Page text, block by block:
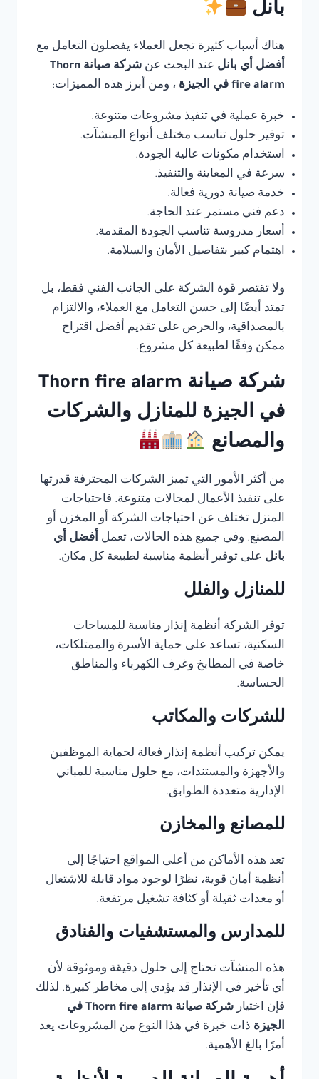
بانل
هناك أسباب كثيرة تجعل العملاء يفضلون التعامل مع
أفضل أي بانل عند البحث عن
شركة صيانة Thorn
fire alarm في الجيزة
، ومن أبرز هذه المميزات:
خبرة عملية في تنفيذ مشروعات متنوعة.
توفير حلول تناسب مختلف أنواع المنشآت.
استخدام مكونات عالية الجودة.
سرعة في المعاينة والتنفيذ.
خدمة صيانة دورية فعالة.
دعم فني مستمر عند الحاجة.
أسعار مدروسة تناسب الجودة المقدمة.
اهتمام كبير بتفاصيل الأمان والسلامة.
ولا تقتصر قوة الشركة على الجانب الفني فقط، بل
تمتد أيضًا إلى حسن التعامل مع العملاء، والالتزام
بالمصداقية، والحرص على تقديم أفضل اقتراح
ممكن وفقًا لطبيعة كل مشروع.
شركة صيانة Thorn fire alarm
في الجيزة للمنازل والشركات
والمصانع
من أكثر الأمور التي تميز الشركات المحترفة قدرتها
على تنفيذ الأعمال لمجالات متنوعة. فاحتياجات
المنزل تختلف عن احتياجات الشركة أو المخزن أو
المصنع. وفي جميع هذه الحالات، تعمل أفضل أي
بانل على توفير أنظمة مناسبة لطبيعة كل مكان.
للمنازل والفلل
توفر الشركة أنظمة إنذار مناسبة للمساحات
السكنية، تساعد على حماية الأسرة والممتلكات،
خاصة في المطابخ وغرف الكهرباء والمناطق
الحساسة.
للشركات والمكاتب
يمكن تركيب أنظمة إنذار فعالة لحماية الموظفين
والأجهزة والمستندات، مع حلول مناسبة للمباني
الإدارية متعددة الطوابق.
للمصانع والمخازن
تعد هذه الأماكن من أعلى المواقع احتياجًا إلى
أنظمة أمان قوية، نظرًا لوجود مواد قابلة للاشتعال
أو معدات ثقيلة أو كثافة تشغيل مرتفعة.
للمدارس والمستشفيات والفنادق
هذه المنشآت تحتاج إلى حلول دقيقة وموثوقة لأن
أي تأخير في الإنذار قد يؤدي إلى مخاطر كبيرة. لذلك
فإن اختيار
شركة صيانة Thorn fire alarm في
الجيزة ذات خبرة في هذا النوع من المشروعات يعد
أمرًا بالغ الأهمية.